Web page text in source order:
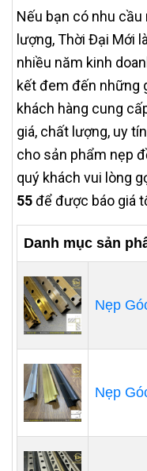
Nếu bạn có nhu
lượng, Thời Đại Mới
nhiều năm kinh
kết đem đến những
khách hàng cung
giá, chất lượng, uy
cho sản phẩm nẹp
quý khách vui lòng
55để được báo giá
Danh mục sản
Nẹp
Nẹp